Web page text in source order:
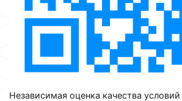
Независимая оценка качества условий